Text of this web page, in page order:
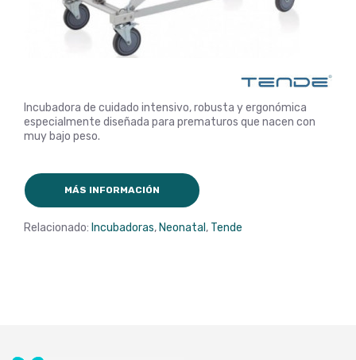
Incubadora de cuidado intensivo, robusta y ergonómica
especialmente diseñada para prematuros que nacen con
muy bajo peso.
MÁS INFORMACIÓN
Relacionado: Incubadoras, Neonatal , Tende